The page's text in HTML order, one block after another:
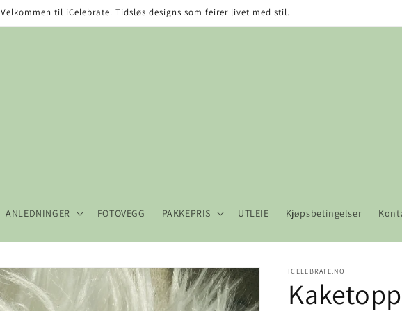
Velkommen til iCelebrate. Tidsløs designs som feirer livet med stil.
ANLEDNINGER FOTOVEGG PAKKEPRIS UTLEIE Kjøpsbetingelser
ICELEBRATE.NO